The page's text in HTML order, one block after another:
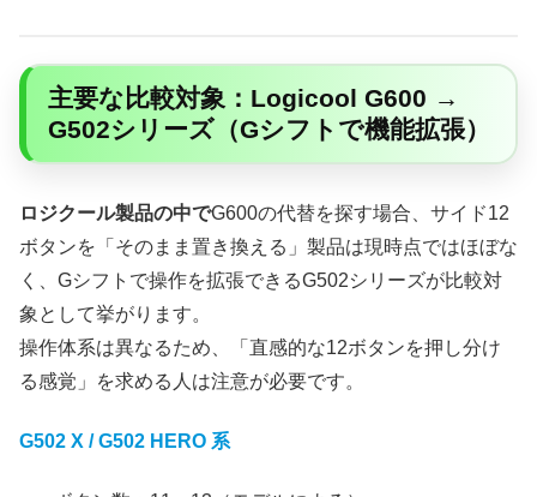
主要な比較対象：Logicool G600 →
G502シリーズ（Gシフトで機能拡張）
ロジクール製品の中でG600の代替を探す場合、サイド12
ボタンを「そのまま置き換える」製品は現時点ではほぼな
く、Gシフトで操作を拡張できるG502シリーズが比較対
象として挙がります。
操作体系は異なるため、「直感的な12ボタンを押し分け
る感覚」を求める人は注意が必要です。
G502 X / G502 HERO 系